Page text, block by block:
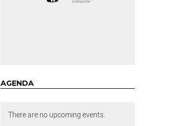
AGENDA
There are no upcoming events.